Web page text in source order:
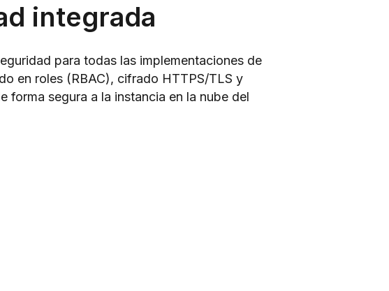
integrada
para todas las implementaciones de
en roles (RBAC), cifrado HTTPS/TLS y
segura a la instancia en la nube del